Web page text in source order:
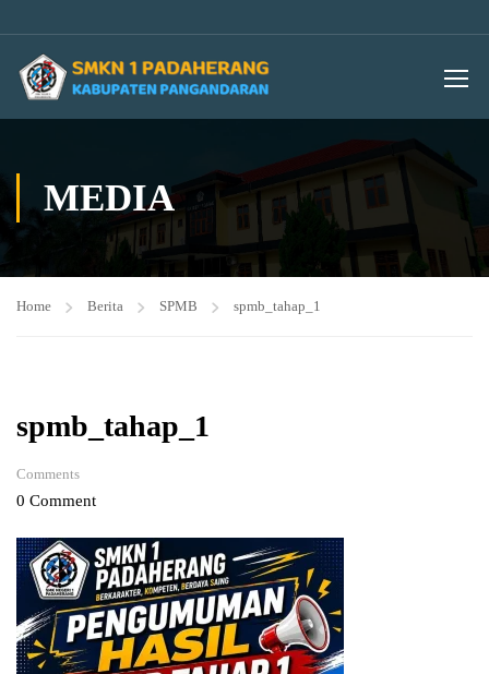
MEDIA
Home Berita SPMB spmb_tahap_1
spmb_tahap_1
Comments
0 Comment